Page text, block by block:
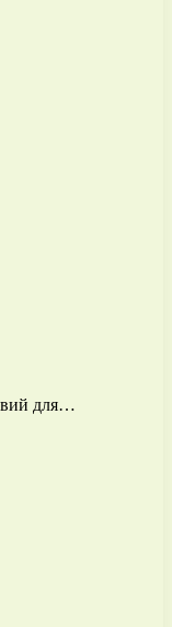
для…